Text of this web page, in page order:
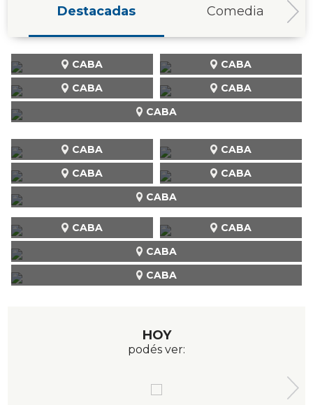
Destacadas Comedia
CABA
CABA
CABA
CABA
CABA
CABA CABA
CABA
CABA CABA
CABA
CABA CABA
CABA
HOY
podés ver: